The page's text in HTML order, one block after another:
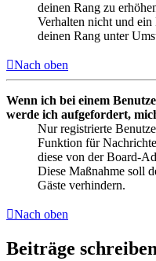
deinen Rang zu
Verhalten nicht und
deinen Rang unter
Nach oben
Wenn ich bei einem
werde ich aufgefordert,
Nur registrierte
Funktion für
diese von der Board-
Diese Maßnahme soll
Gäste verhindern.
Nach oben
Beiträge